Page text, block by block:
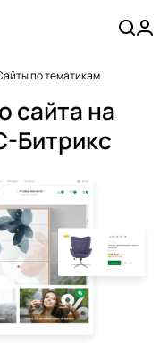
по тематикам
сайта на
Битрикс